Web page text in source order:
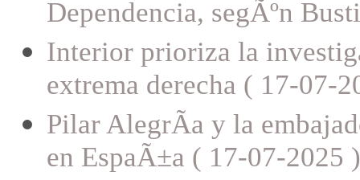
Dependencia, segÃºn
Interior prioriza la
extrema derecha ( 17-07-
Pilar AlegrÃ­a y la
en EspaÃ±a ( 17-07-2025 )